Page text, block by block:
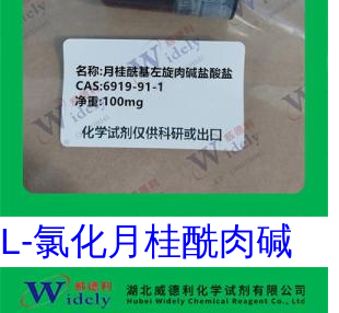
L-氯化月桂酰肉碱